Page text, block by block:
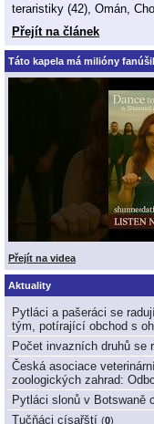
teraristiky (42), Omán,
Přejít na článek
Táto kapela má milióny
Přejít na videa
Aktuality
Pytláci a pašeráci se
tým, potírající obchod s
Počet invazních druhů se
Česká asociace
zoologických zahrad:
Pytláci slonů v Botswaně
Tučňáci císařští (0)